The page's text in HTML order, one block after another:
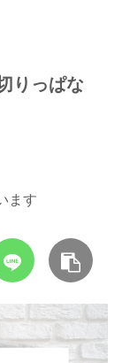
りっぱな
ます